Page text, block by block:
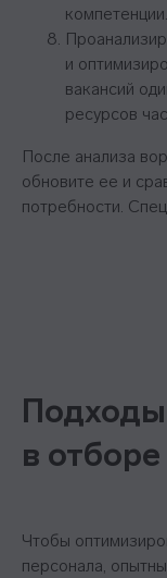
компетенции.
и
вакансий
ресурсов
После анализа
обновите ее и
потребности.
в
Чтобы
персонала,
Важное
Условия кредитования
Политика
Блог
Договор оферты
Ⓒ 2026 Онлайн-
добиться высокой